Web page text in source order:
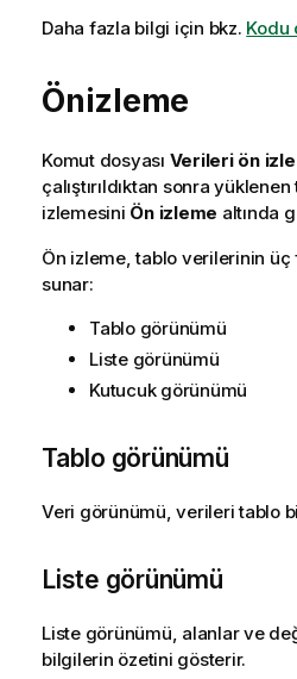
Daha fazla bilgi için bkz. Kodu
Önizleme
Komut dosyası Verileri ön izle
çalıştırıldıktan sonra
izlemesini Ön izleme altında
Ön izleme, tablo verilerinin üç
sunar:
Tablo görünümü
Liste görünümü
Kutucuk görünümü
Tablo görünümü
Veri görünümü, verileri tablo
Liste görünümü
Liste görünümü, alanlar ve
bilgilerin özetini gösterir.